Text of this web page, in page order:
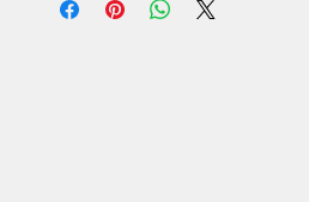
- It measures 8.5 cm (length) 3.34'' x 9